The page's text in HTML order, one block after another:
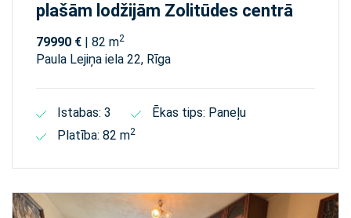
plašām lodžijām Zolitūdes centrā
79990 € | 82 m2
Paula Lejiņa iela 22, Rīga
Istabas: 3
Ēkas tips: Paneļu
Platība: 82 m2